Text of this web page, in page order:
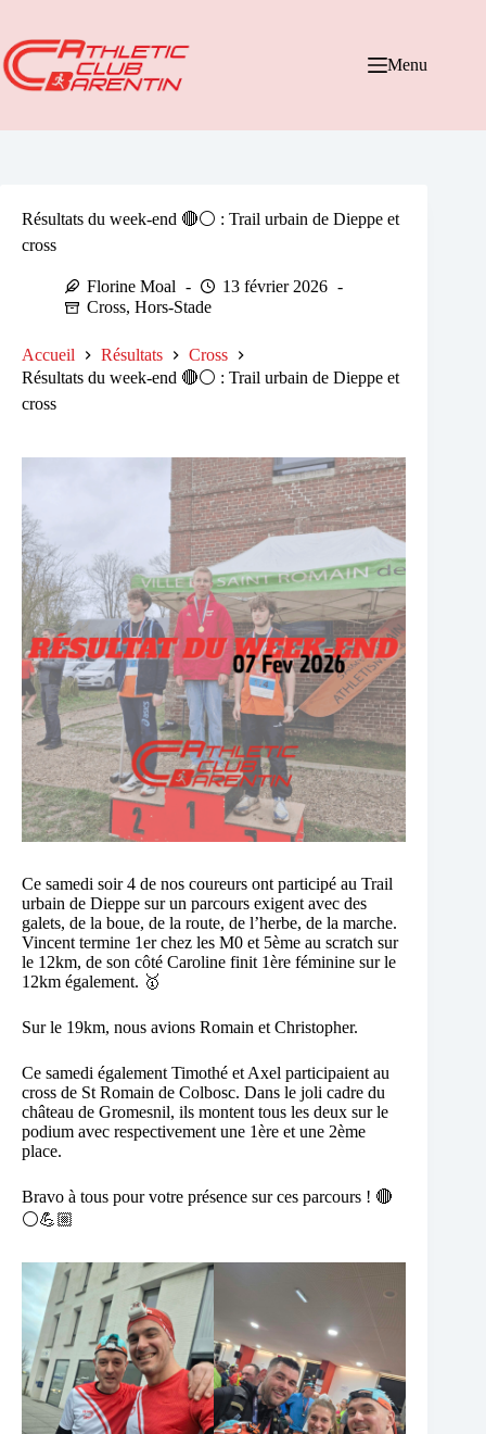
contenu
Menu
Résultats du week-end ​🔴⚪ : Trail urbain de Dieppe et
cross
Florine Moal
13 février 2026
Cross, Hors-Stade
Accueil Résultats
Cross
Résultats du week-end ​🔴⚪ : Trail urbain de Dieppe et
cross
Ce samedi soir 4 de nos coureurs ont participé au Trail
urbain de Dieppe sur un parcours exigent avec des
galets, de la boue, de la route, de l’herbe, de la marche.
Vincent termine 1er chez les M0 et 5ème au scratch sur
le 12km, de son côté Caroline finit 1ère féminine sur le
12km également. 🥇​
Sur le 19km, nous avions Romain et Christopher.
Ce samedi également Timothé et Axel participaient au
cross de St Romain de Colbosc. Dans le joli cadre du
château de Gromesnil, ils montent tous les deux sur le
podium avec respectivement une 1ère et une 2ème
place.
Bravo à tous pour votre présence sur ces parcours ! 🔴​
⚪​💪🏼